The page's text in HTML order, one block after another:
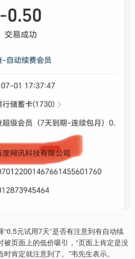
元试用7天”是否有注意到有自动续
页面上的低价吸引，“页面上肯定是没
肯定就注意到了。”韦先生表示。